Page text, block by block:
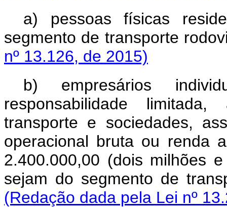
a) pessoas físicas
segmento de transporte
nº 13.126, de 2015)
b) empresários
responsabilidade
transporte e sociedades,
operacional bruta ou renda
2.400.000,00 (dois milhões
sejam do segmento de
(Redação dada pela Lei nº